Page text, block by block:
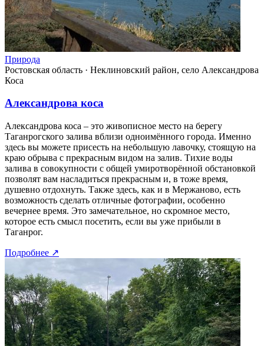
Природа
Ростовская область · Неклиновский район, село Александрова
Коса
Александрова коса
Александрова коса – это живописное место на берегу
Таганрогского залива вблизи одноимённого города. Именно
здесь вы можете присесть на небольшую лавочку, стоящую на
краю обрыва с прекрасным видом на залив. Тихие воды
залива в совокупности с общей умиротворённой обстановкой
позволят вам насладиться прекрасным и, в тоже время,
душевно отдохнуть. Также здесь, как и в Мержаново, есть
возможность сделать отличные фотографии, особенно
вечернее время. Это замечательное, но скромное место,
которое есть смысл посетить, если вы уже прибыли в
Таганрог.
Подробнее ↗